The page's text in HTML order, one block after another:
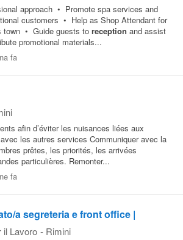
approach • Promote spa services and
customers • Help as Shop Attendant for
town • Guide guests to reception and assist
promotional materials...
fa
afin d’éviter les nuisances liées aux
les autres services Communiquer avec la
prêtes, les priorités, les arrivées
particulières. Remonter...
fa
a segreteria e front office |
il Lavoro - Rimini